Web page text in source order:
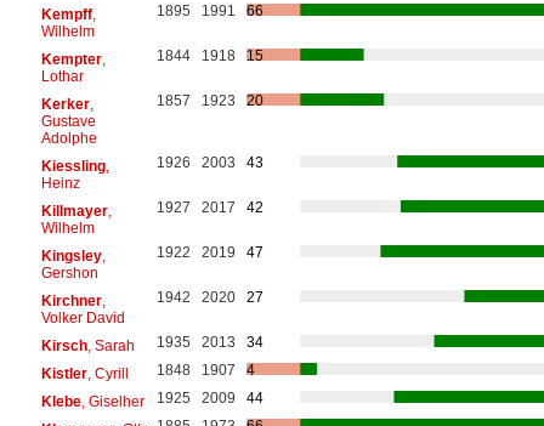
Kempff,
Wilhelm
1895 1991 66
Kempter,
Lothar
1844 1918 15
Kerker,
Gustave
Adolphe
1857 1923 20
Kiessling,
Heinz
1926 2003 43
Killmayer,
Wilhelm
1927 2017 42
Kingsley,
Gershon
1922 2019 47
Kirchner,
Volker David
1942 2020 27
Kirsch, Sarah 1935 2013
34
Kistler, Cyrill 1848 1907
4
Klebe, Giselher 1925 2009
44